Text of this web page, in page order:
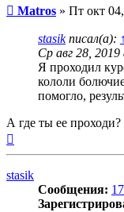
Сообщение
Matros » Пт окт
stasikписал(а): ↑
Ср авг 28, 2019
Я проходил
кололи
помогло,
А где ты ее
stasik
Сообщения: